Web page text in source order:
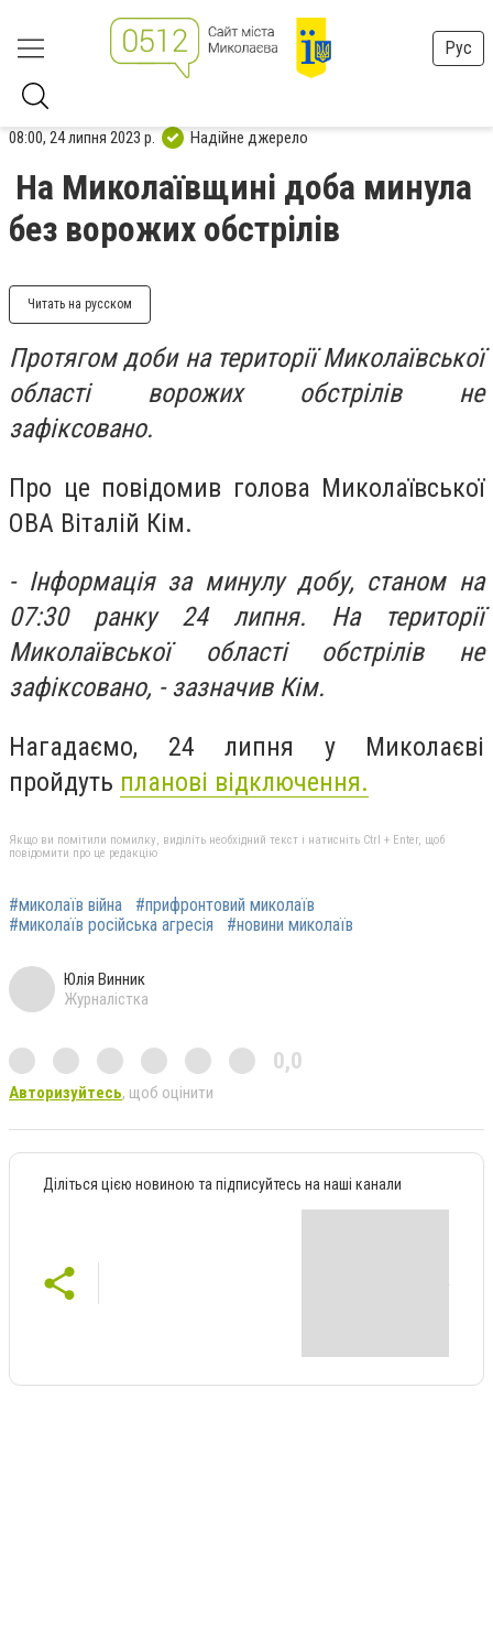
Рус
08:00, 24 липня 2023 р. Надійне джерело
На Миколаївщині доба минула
без ворожих обстрілів
Читать на русском
Протягом доби на території Миколаївської
області ворожих обстрілів не
зафіксовано.
Про це повідомив голова Миколаївської
ОВА Віталій Кім.
- Інформація за минулу добу, станом на
07:30 ранку 24 липня. На території
Миколаївської області обстрілів не
зафіксовано, - зазначив Кім.
Нагадаємо, 24 липня у Миколаєві
пройдуть планові відключення.
Якщо ви помітили помилку, виділіть необхідний текст і натисніть Ctrl + Enter, щоб
повідомити про це редакцію
#миколаїв війна
#прифронтовий миколаїв
#миколаїв російська агресія
#новини миколаїв
Юлія Винник
Журналістка
0,0
Авторизуйтесь, щоб оцінити
Діліться цією новиною та підписуйтесь на наші канали